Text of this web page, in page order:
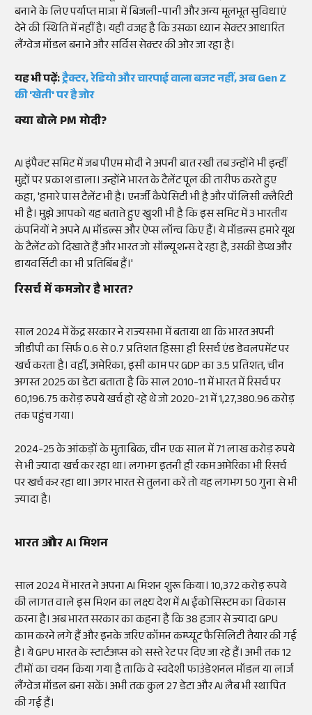
बनाने के लिए पर्याप्त मात्रा में बिजली-पानी और अन्य मूलभूत सुविधाएं
देने की स्थिति में नहीं है। यही वजह है कि उसका ध्यान सेक्टर आधारित
लैंग्वेज मॉडल बनाने और सर्विस सेक्टर की ओर जा रहा है।
यह भी पढ़ें:ट्रैक्टर, रेडियो और चारपाई वाला बजट नहीं, अब Gen Z
की 'खेती' पर है जोर
क्या बोले PM मोदी?
AI इंपैक्ट समिट में जब पीएम मोदी ने अपनी बात रखी तब उन्होंने भी इन्हीं
मुद्दों पर प्रकाश डाला। उन्होंने भारत के टैलेंट पूल की तारीफ करते हुए
कहा, 'हमारे पास टैलेंट भी है। एनर्जी कैपेसिटी भी है और पॉलिसी क्लैरिटी
भी है। मुझे आपको यह बताते हुए खुशी भी है कि इस समिट में 3 भारतीय
कंपनियों ने अपने AI मॉडल्स और ऐप्स लॉन्च किए हैं। ये मॉडल्स हमारे यूथ
के टैलेंट को दिखाते हैं और भारत जो सॉल्यूशन्स दे रहा है, उसकी डेप्थ और
डायवर्सिटी का भी प्रतिबिंब हैं।'
रिसर्च में कमजोर है भारत?
साल 2024 में केंद्र सरकार ने राज्यसभा में बताया था कि भारत अपनी
जीडीपी का सिर्फ 0.6 से 0.7 प्रतिशत हिस्सा ही रिसर्च एंड डेवलपमेंट पर
खर्च करता है। वहीं, अमेरिका, इसी काम पर GDP का 3.5 प्रतिशत, चीन
अगस्त 2025 का डेटा बताता है कि साल 2010-11 में भारत में रिसर्च पर
60,196.75 करोड़ रुपये खर्च हो रहे थे जो 2020-21 में 1,27,380.96 करोड़
तक पहुंच गया।
2024-25 के आंकड़ों के मुताबिक, चीन एक साल में 71 लाख करोड़ रुपये
से भी ज्यादा खर्च कर रहा था। लगभग इतनी ही रकम अमेरिका भी रिसर्च
पर खर्च कर रहा था। अगर भारत से तुलना करें तो यह लगभग 50 गुना से भी
ज्यादा है।
भारत और AI मिशन
साल 2024 में भारत ने अपना AI मिशन शुरू किया। 10,372 करोड़ रुपये
की लागत वाले इस मिशन का लक्ष्य देश में AI ईकोसिस्टम का विकास
करना है। अब भारत सरकार का कहना है कि 38 हजार से ज्यादा GPU
काम करने लगे हैं और इनके जरिए कॉमन कम्प्यूट फैसिलिटी तैयार की गई
है। ये GPU भारत के स्टार्टअप्स को सस्ते रेट पर दिए जा रहे हैं। अभी तक 12
टीमों का चयन किया गया है ताकि वे स्वदेशी फाउंडेशनल मॉडल या लार्ज
लैंग्वेज मॉडल बना सकें। अभी तक कुल 27 डेटा और AI लैब भी स्थापित
की गई हैं।